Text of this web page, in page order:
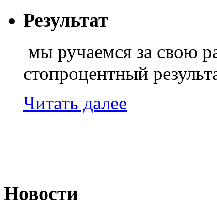
Результат
мы ручаемся за свою
стопроцентный
Читать далее
Новости